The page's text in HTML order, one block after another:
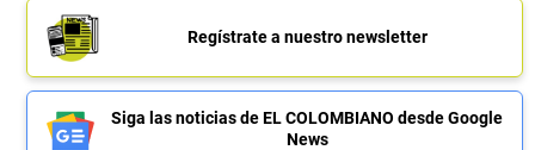
Regístrate a nuestro newsletter
Siga las noticias de EL COLOMBIANO desde Google
News